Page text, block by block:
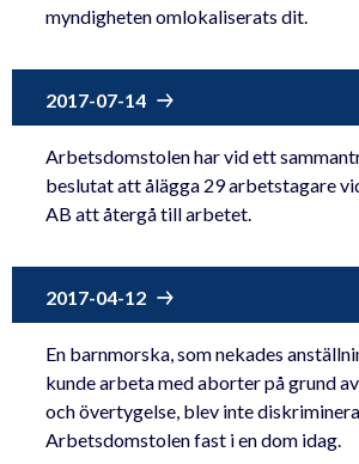
myndigheten omlokaliserats dit.
2017-07-14
Arbetsdomstolen har vid ett
beslutat att ålägga 29 arbetstagare
AB att återgå till arbetet.
2017-04-12
En barnmorska, som nekades
kunde arbeta med aborter på grund
och övertygelse, blev inte
Arbetsdomstolen fast i en dom idag.